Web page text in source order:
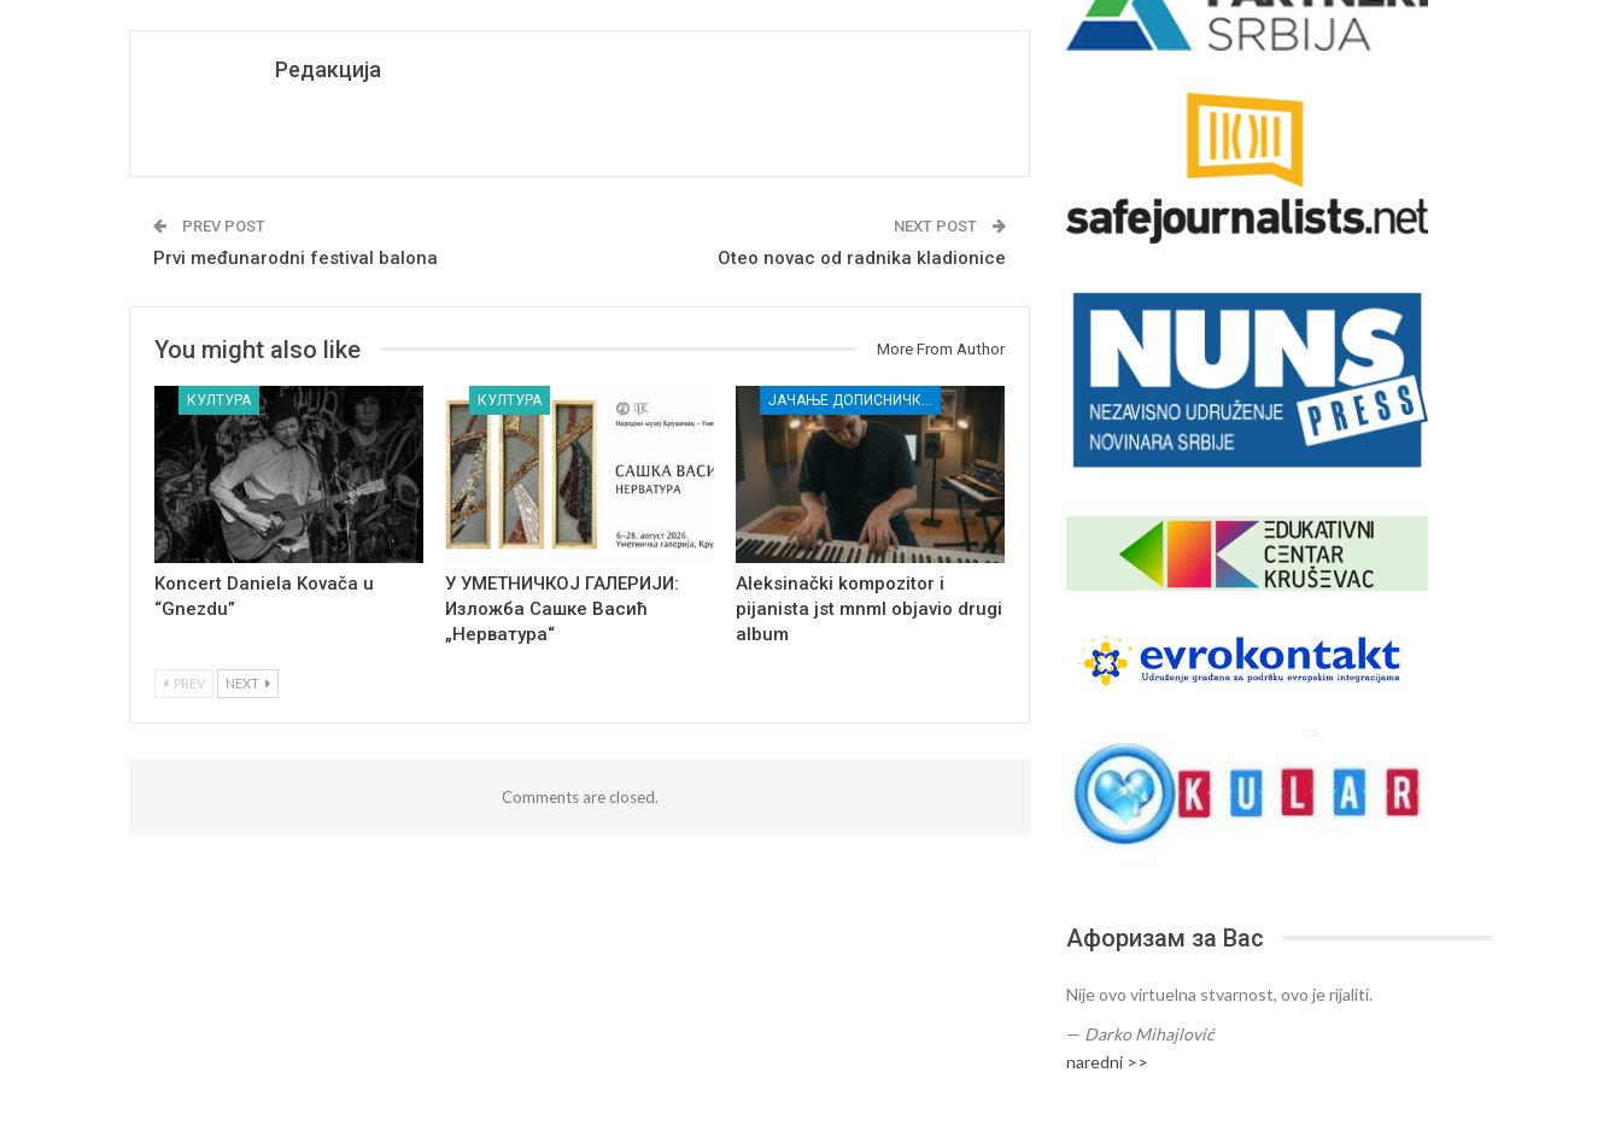
Редакција
PREV POST
Prvi međunarodni festival balona
NEXT POST
Oteo novac od radnika kladionice
You might also like More From Author
КУЛТУРА
Koncert Daniela Kovača u
“Gnezdu”
КУЛТУРА
У УМЕТНИЧКОЈ ГАЛЕРИЈИ:
Изложба Сашке Васић
„Нерватура“
ЈАЧАЊЕ ДОПИСНИЧКЕ МРЕЖЕ НЕЗАВИСНИХ МЕДИЈА У РАСИНСКОМ ОКРУГУ
Aleksinački kompozitor i
pijanista jst mnml objavio drugi
album
PREV NEXT
Comments are closed.
Афоризам за Вас
Nije ovo virtuelna stvarnost, ovo je rijaliti.
— Darko Mihajlović
naredni >>